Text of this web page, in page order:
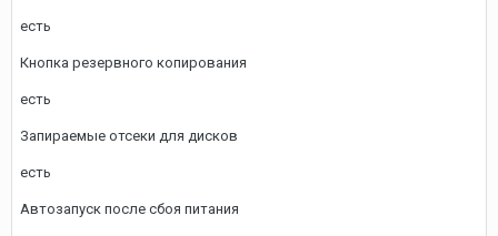
есть
Кнопка резервного копирования
есть
Запираемые отсеки для дисков
есть
Автозапуск после сбоя питания